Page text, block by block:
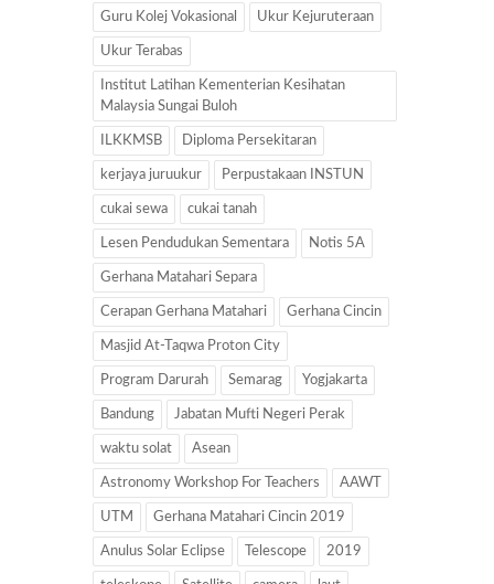
Guru Kolej Vokasional Ukur Kejuruteraan
Ukur Terabas
Institut Latihan Kementerian Kesihatan
Malaysia Sungai Buloh
ILKKMSB Diploma Persekitaran
kerjaya juruukur Perpustakaan INSTUN
cukai sewa cukai tanah
Lesen Pendudukan Sementara Notis 5A
Gerhana Matahari Separa
Cerapan Gerhana Matahari Gerhana Cincin
Masjid At-Taqwa Proton City
Program Darurah Semarag Yogjakarta
Bandung Jabatan Mufti Negeri Perak
waktu solat Asean
Astronomy Workshop For Teachers AAWT
UTM Gerhana Matahari Cincin 2019
Anulus Solar Eclipse Telescope 2019